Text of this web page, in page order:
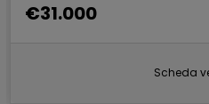
€31.000
Scheda